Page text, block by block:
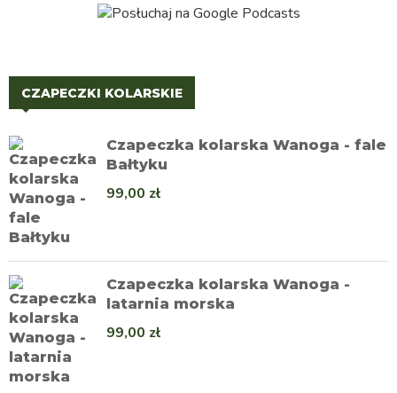
CZAPECZKI KOLARSKIE
Czapeczka kolarska Wanoga - fale
Bałtyku
99,00 zł
Czapeczka kolarska Wanoga -
latarnia morska
99,00 zł